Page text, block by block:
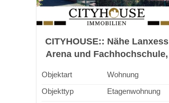
CITYHOUSE:: Nähe Lanxess
Arena und Fachhochschule,
Balkonen, Aufzügen, Keller
Objektart
Wohnung
Objekttyp
Etagenwohnung